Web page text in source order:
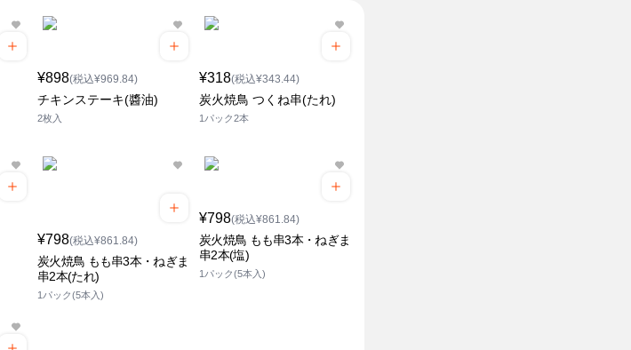
¥898(税込¥969.84)
チキンステーキ(醬油)
2枚入
¥318(税込¥343.44)
炭火焼鳥 つくね串(たれ)
1パック2本
¥798(税込¥861.84)
炭火焼鳥 もも串3本・ねぎま
串2本(たれ)
1パック(5本入)
¥798(税込¥861.84)
炭火焼鳥 もも串3本・ねぎま
串2本(塩)
1パック(5本入)